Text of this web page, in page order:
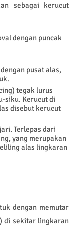
sebagai kerucut
dengan puncak
pusat alas,
tegak lurus
siku. Kerucut di
disebut kerucut
Terlepas dari
yang merupakan
alas lingkaran
dengan memutar
di sekitar lingkaran